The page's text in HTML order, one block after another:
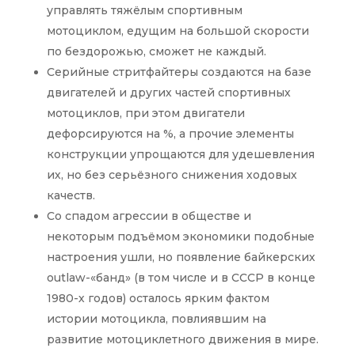
управлять тяжёлым спортивным
мотоциклом, едущим на большой скорости
по бездорожью, сможет не каждый.
Серийные стритфайтеры создаются на базе
двигателей и других частей спортивных
мотоциклов, при этом двигатели
дефорсируются на %, а прочие элементы
конструкции упрощаются для удешевления
их, но без серьёзного снижения ходовых
качеств.
Со спадом агрессии в обществе и
некоторым подъёмом экономики подобные
настроения ушли, но появление байкерских
outlaw-«банд» (в том числе и в СССР в конце
1980-х годов) осталось ярким фактом
истории мотоцикла, повлиявшим на
развитие мотоциклетного движения в мире.